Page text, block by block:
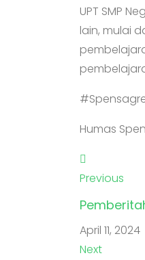
UPT SMP
lain, mulai
Humas
Previous
April 11, 2024
Next